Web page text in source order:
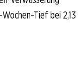
Tief bei 2,13